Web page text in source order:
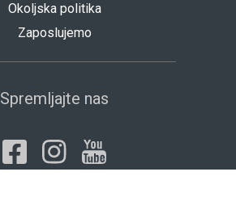
Okoljska politika
Zaposlujemo
Spremljajte nas